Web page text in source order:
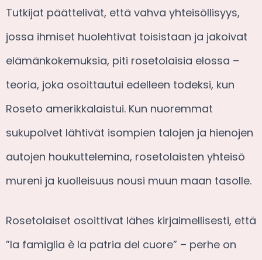
Tutkijat päättelivät, että vahva yhteisöllisyys,
jossa ihmiset huolehtivat toisistaan ja jakoivat
elämänkokemuksia, piti rosetolaisia elossa –
teoria, joka osoittautui edelleen todeksi, kun
Roseto amerikkalaistui. Kun nuoremmat
sukupolvet lähtivät isompien talojen ja hienojen
autojen houkuttelemina, rosetolaisten yhteisö
mureni ja kuolleisuus nousi muun maan tasolle.
Rosetolaiset osoittivat lähes kirjaimellisesti, että
”la famiglia è la patria del cuore” – perhe on